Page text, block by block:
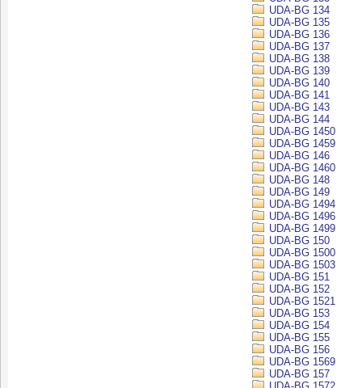
UDA-BG 134
UDA-BG 135
UDA-BG 136
UDA-BG 137
UDA-BG 138
UDA-BG 139
UDA-BG 140
UDA-BG 141
UDA-BG 143
UDA-BG 144
UDA-BG 1450
UDA-BG 1459
UDA-BG 146
UDA-BG 1460
UDA-BG 148
UDA-BG 149
UDA-BG 1494
UDA-BG 1496
UDA-BG 1499
UDA-BG 150
UDA-BG 1500
UDA-BG 1503
UDA-BG 151
UDA-BG 152
UDA-BG 1521
UDA-BG 153
UDA-BG 154
UDA-BG 155
UDA-BG 156
UDA-BG 1569
UDA-BG 157